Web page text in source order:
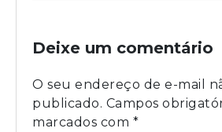
Deixe um comentário
O seu endereço de e-mail
publicado. Campos
marcados com *